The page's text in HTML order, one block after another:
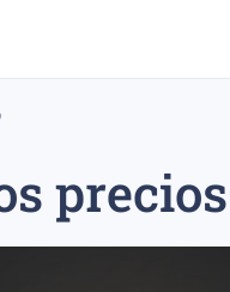
estrategia de